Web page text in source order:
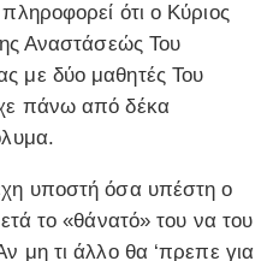
ότι ο Κύριος
Αναστάσεώς Του
με δύο μαθητές Του
πάνω από δέκα
υποστή όσα υπέστη ο
το «θάνατό» του να του
μη τι άλλο θα ‘πρεπε για